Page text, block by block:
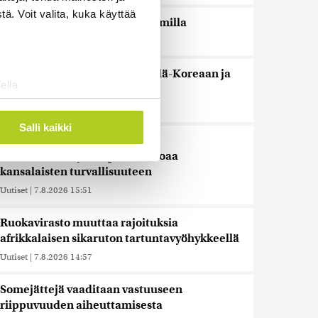
Voit valita, kuka käyttää
. Voit muuttaa
tukemiseen
alan
siirtää ulkomaille.
Salli kaikki
Espanja uhkaa Italiaa vastatoimilla
Sianlihaa voi jälleen viedä Etelä-Koreaan ja
Uuteen-Seelantiin
Järjestöt vastustavat karhun
kiintiömetsästystä – poliisi vetoaa
kansalaisten turvallisuuteen
Uutiset | 7.8.2026 15:51
Ruokavirasto muuttaa rajoituksia
afrikkalaisen sikaruton tartuntavyöhykkeellä
Uutiset | 7.8.2026 14:57
Somejättejä vaaditaan vastuuseen
riippuvuuden aiheuttamisesta